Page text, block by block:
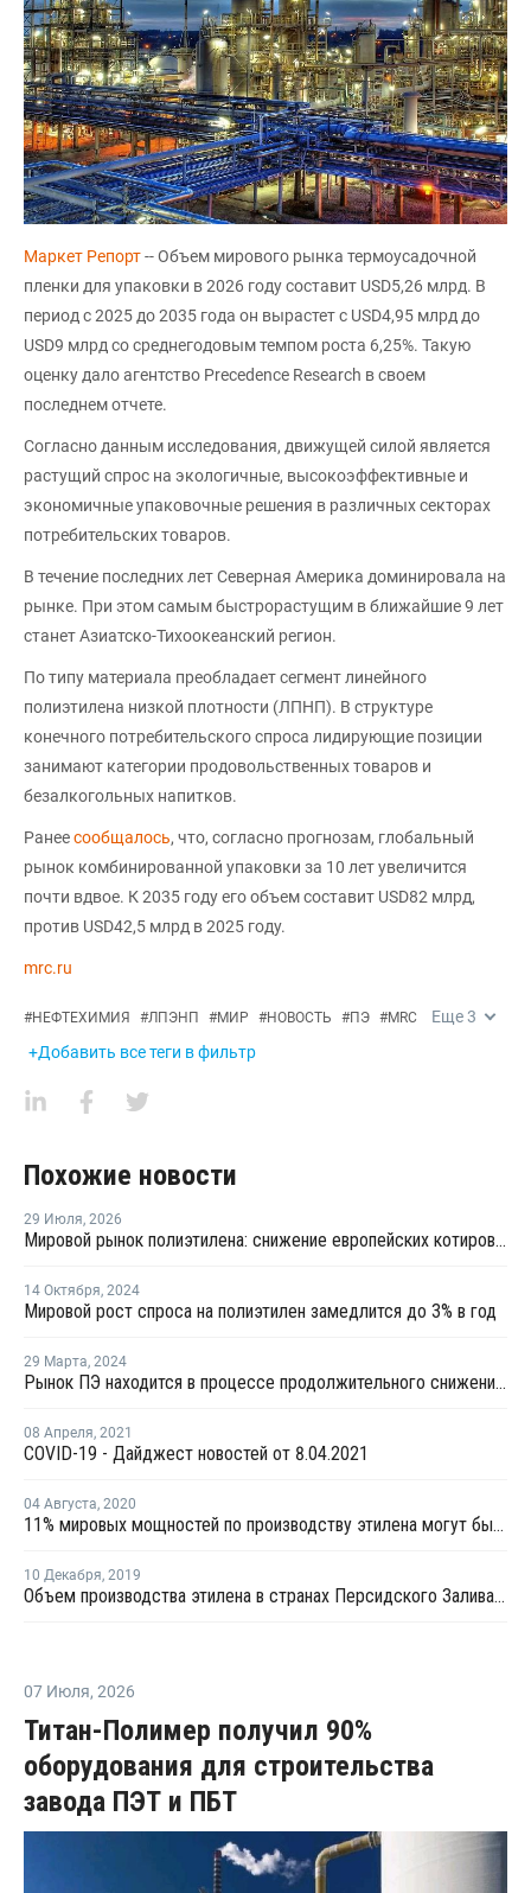
Маркет Репорт-- Объем мирового рынка термоусадочной
пленки для упаковки в 2026 году составит USD5,26 млрд. В
период с 2025 до 2035 года он вырастет с USD4,95 млрд до
USD9 млрд со среднегодовым темпом роста 6,25%. Такую
оценку дало агентство Precedence Research в своем
последнем отчете.
Согласно данным исследования, движущей силой является
растущий спрос на экологичные, высокоэффективные и
экономичные упаковочные решения в различных секторах
потребительских товаров.
В течение последних лет Северная Америка доминировала на
рынке. При этом самым быстрорастущим в ближайшие 9 лет
станет Азиатско-Тихоокеанский регион.
По типу материала преобладает сегмент линейного
полиэтилена низкой плотности (ЛПНП). В структуре
конечного потребительского спроса лидирующие позиции
занимают категории продовольственных товаров и
безалкогольных напитков.
Ранеесообщалось, что, согласно прогнозам, глобальный
рынок комбинированной упаковки за 10 лет увеличится
почти вдвое. К 2035 году его объем составит USD82 млрд,
против USD42,5 млрд в 2025 году.
mrc.ru
#НЕФТЕХИМИЯ #ЛПЭНП #МИР #НОВОСТЬ #ПЭ #MRC Еще3
+Добавить все теги в фильтр
Похожие новости
29 Июля, 2026
Мировой рынок полиэтилена: снижение европейских котировок и перестройка ценового диапазона в Китае
14 Октября, 2024
Мировой рост спроса на полиэтилен замедлится до 3% в год
29 Марта, 2024
Рынок ПЭ находится в процессе продолжительного снижения показателей загрузки и рентабельности
08 Апреля, 2021
COVID-19 - Дайджест новостей от 8.04.2021
04 Августа, 2020
11% мировых мощностей по производству этилена могут быть закрыты - Dow
10 Декабря, 2019
Объем производства этилена в странах Персидского Залива вырастет на 53% к 2030 году
07 Июля, 2026
Титан-Полимер получил 90%
оборудования для строительства
завода ПЭТ и ПБТ